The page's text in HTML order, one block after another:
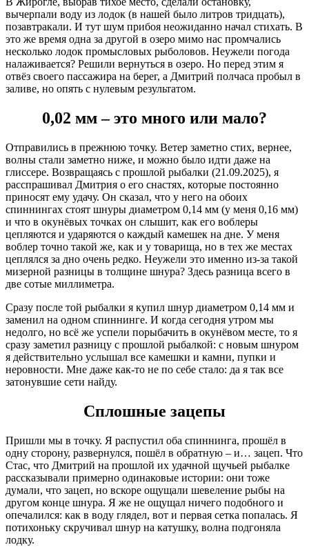
вычерпали воду из лодок (в нашей было литров тридцать),
позавтракали. И тут шум прибоя неожиданно начал стихать. В
это же время одна за другой в озеро мимо нас промчались
несколько лодок промысловых рыболовов. Неужели погода
налаживается? Решили вернуться в озеро. Но перед этим я
отвёз своего пассажира на берег, а Дмитрий полчаса пробыл в
заливе, но опять с нулевым результатом.
0,02 мм – это много или мало?
Отправились в прежнюю точку. Ветер заметно стих, вернее,
волны стали заметно ниже, и можно было идти даже на
глиссере. Возвращаясь с прошлой рыбалки (21.09.2025), я
расспрашивал Дмитрия о его снастях, которые постоянно
приносят ему удачу. Он сказал, что у него на обоих
спиннингах стоят шнуры диаметром 0,14 мм (у меня 0,16 мм)
и что в окунёвых точках он слышит, как его воблеры
цепляются и ударяются о каждый камешек на дне. У меня
воблер точно такой же, как и у товарища, но в тех же местах
цеплялся за дно очень редко. Неужели это именно из-за такой
мизерной разницы в толщине шнура? Здесь разница всего в
две сотые миллиметра.
Сразу после той рыбалки я купил шнур диаметром 0,14 мм и
заменил на одном спиннинге. И когда сегодня утром мы
недолго, но всё же успели порыбачить в окунёвом месте, то я
сразу заметил разницу с прошлой рыбалкой: с новым шнуром
я действительно услышал все камешки и камни, пупки и
неровности. Мне даже как-то не по себе стало: да я так все
затонувшие сети найду.
Сплошные зацепы
Пришли мы в точку. Я распустил оба спиннинга, прошёл в
одну сторону, развернулся, пошёл в обратную – и… зацеп. Что
Стас, что Дмитрий на прошлой их удачной щучьей рыбалке
рассказывали примерно одинаковые истории: они тоже
думали, что зацеп, но вскоре ощущали шевеление рыбы на
другом конце шнура. Я же не ощущал ничего подобного и
опечалился: как в воду глядел, вот и первая сетка попалась. Я
потихоньку скручивал шнур на катушку, волна подгоняла
лодку.